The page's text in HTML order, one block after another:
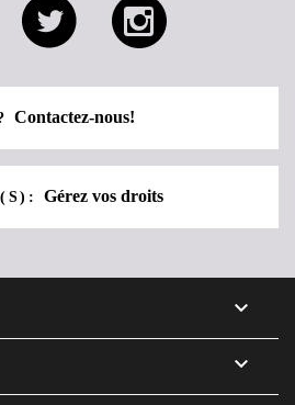
Contactez-nous!
Gérez vos droits

